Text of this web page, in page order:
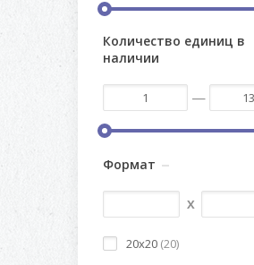
Количество единиц в
наличии
—
Формат
X
20x20 (20)